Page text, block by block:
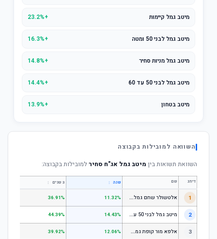
מיטב גמל קיימות +23.2%
מיטב גמל לבני 50 ומטה +16.3%
מיטב גמל מניות סחיר +14.8%
מיטב גמל לבני 50 עד 60 +14.4%
מיטב בטחון +13.9%
השוואה למובילות בקבוצה
השוואת תשואות בין מיטב גמל אג"ח סחירלמובילות בקבוצה:
דירוג שם שנה ↕ 3 שנים ↕
1 א
לטשולר שחם גמל לבני 50 עד 60 11.32%
36.91%
2 מ
יטב גמל לבני 50 עד 60 14.43%
44.39%
3 א
לפא מור קופת גמל לחיסכון, קופת גמל לתגמולים וקופת גמל אישית לפיצויים - לבני 50 עד 60 12.06%
39.92%